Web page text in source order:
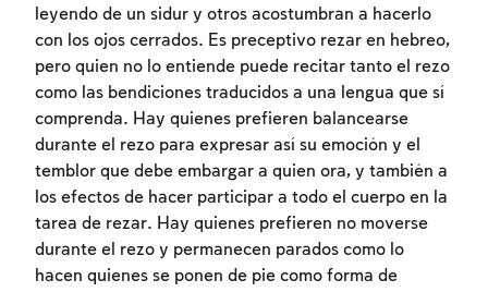
leyendo de un sidur y otros acostumbran a hacerlo
con los ojos cerrados. Es preceptivo rezar en hebreo,
pero quien no lo entiende puede recitar tanto el rezo
como las bendiciones traducidos a una lengua que sí
comprenda. Hay quienes prefieren balancearse
durante el rezo para expresar así su emoción y el
temblor que debe embargar a quien ora, y también a
los efectos de hacer participar a todo el cuerpo en la
tarea de rezar. Hay quienes prefieren no moverse
durante el rezo y permanecen parados como lo
hacen quienes se ponen de pie como forma de